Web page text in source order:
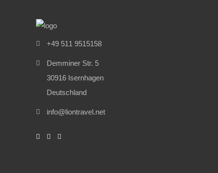
+49 511 9515158
Demminer Str. 5
30916 Isernhagen
Deutschland
info@liontravel.net